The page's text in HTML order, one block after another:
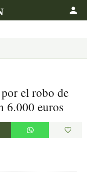
el robo de
6.000 euros